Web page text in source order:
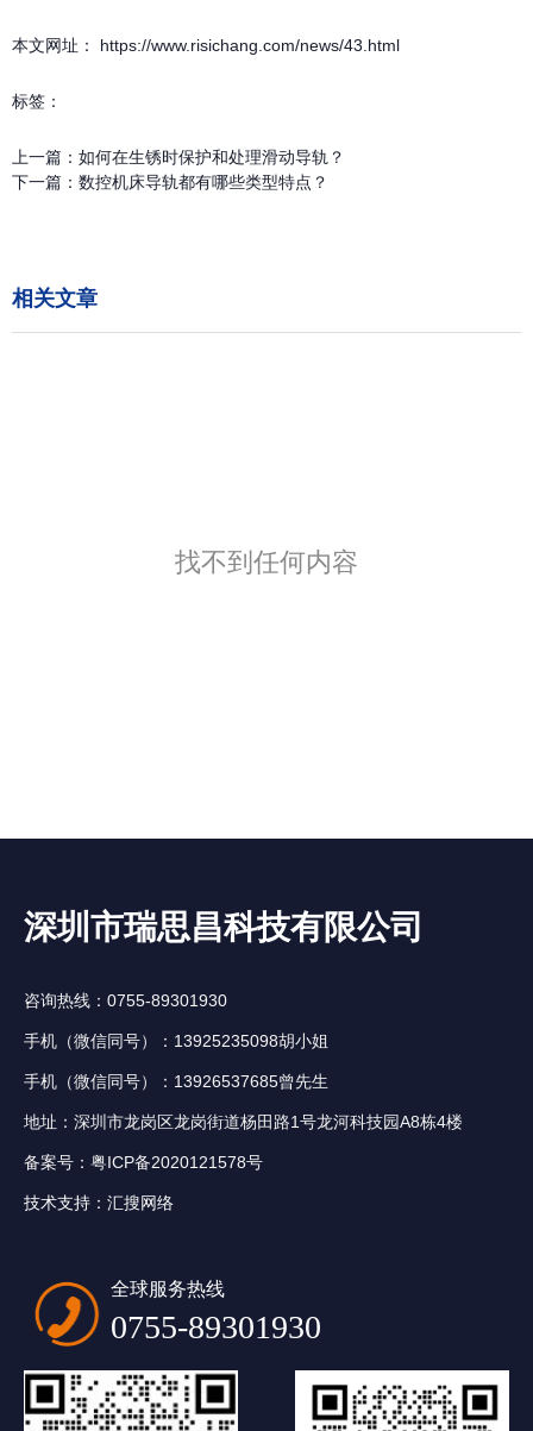
本文网址： https://www.risichang.com/news/43.html
标签：
上一篇： 如何在生锈时保护和处理滑动导轨？
下一篇： 数控机床导轨都有哪些类型特点？
相关文章
找不到任何内容
深圳市瑞思昌科技有限公司
咨询热线：0755-89301930
手机（微信同号）：13925235098胡小姐
手机（微信同号）：13926537685曾先生
地址：深圳市龙岗区龙岗街道杨田路1号龙河科技园A8栋4楼
备案号： 粤ICP备2020121578号
技术支持： 汇搜网络
全球服务热线
0755-89301930